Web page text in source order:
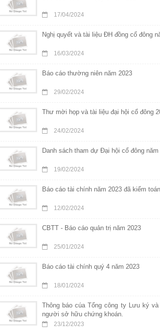
17/04/2024
Nghị quyết và tài liệu ĐH đồng cổ đông
16/03/2024
Báo cáo thường niên năm 2023
29/02/2024
Thư mời họp và tài liệu đại hội cổ đông
24/02/2024
Danh sách tham dự Đại hội cổ đông năm
19/02/2024
Báo cáo tài chính năm 2023 đã kiểm toán
12/02/2024
CBTT - Báo cáo quản trị năm 2023
25/01/2024
Báo cáo tài chính quý 4 năm 2023
18/01/2024
Thông báo cúa Tổng công ty Lưu ký
người sở hữu chứng khoán.
23/12/2023